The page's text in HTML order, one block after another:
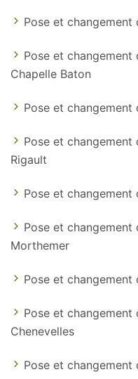
Pose et
Pose et
Chapelle Baton
Pose et
Pose et
Rigault
Pose et
Pose et
Morthemer
Pose et
Pose et
Chenevelles
Pose et